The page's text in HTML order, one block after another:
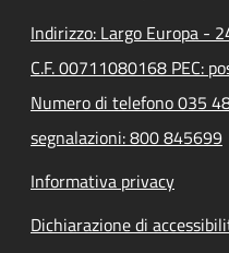
Indirizzo: Largo Europa -
C.F. 00711080168 PEC:
Numero di telefono 035
segnalazioni: 800 845699
Informativa privacy
Dichiarazione di